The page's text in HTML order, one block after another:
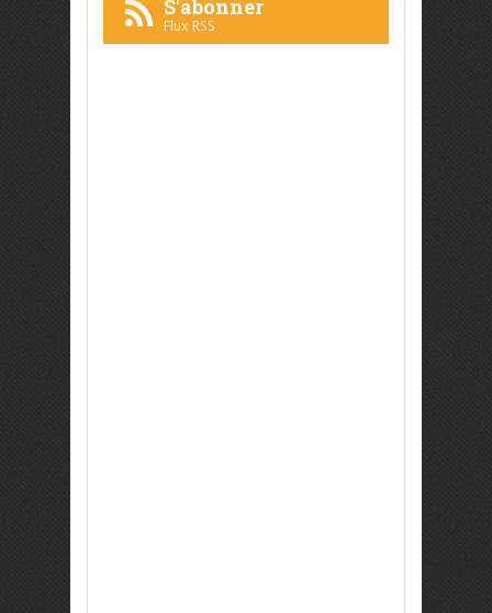
S'abonner
Flux RSS